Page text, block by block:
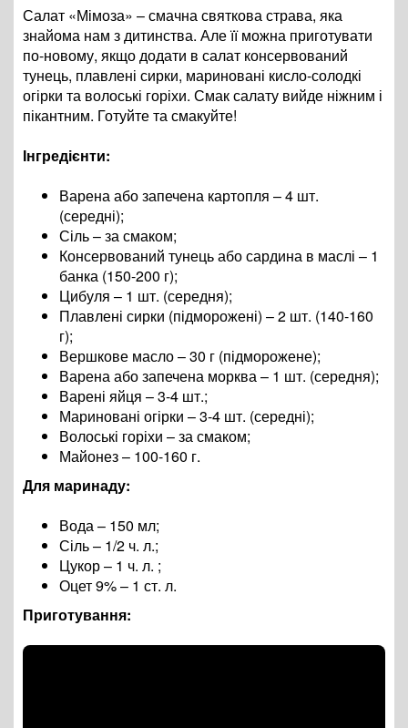
Салат «Мімоза» – смачна святкова страва, яка
знайома нам з дитинства. Але її можна приготувати
по-новому, якщо додати в салат консервований
тунець, плавлені сирки, мариновані кисло-солодкі
огірки та волоські горіхи. Смак салату вийде ніжним і
пікантним. Готуйте та смакуйте!
Інгредієнти:
Варена або запечена картопля – 4 шт.
(середні);
Сіль – за смаком;
Консервований тунець або сардина в маслі – 1
банка (150-200 г);
Цибуля – 1 шт. (середня);
Плавлені сирки (підморожені) – 2 шт. (140-160
г);
Вершкове масло – 30 г (підморожене);
Варена або запечена морква – 1 шт. (середня);
Варені яйця – 3-4 шт.;
Мариновані огірки – 3-4 шт. (середні);
Волоські горіхи – за смаком;
Майонез – 100-160 г.
Для маринаду:
Вода – 150 мл;
Сіль – 1/2 ч. л.;
Цукор – 1 ч. л. ;
Оцет 9% – 1 ст. л.
Приготування: